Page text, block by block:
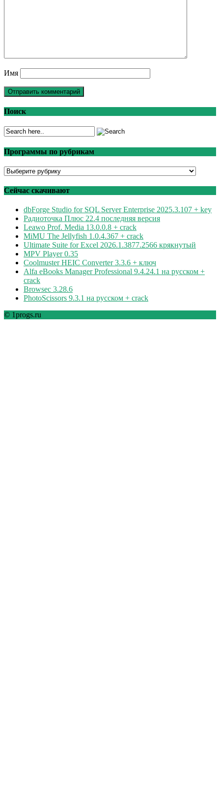
Имя
Поиск
Программы по рубрикам
Программы
рубрикам
Сейчас скачивают
dbForge Studio for SQL Server Enterprise 2025.3.107 + key
Радиоточка Плюс 22.4 последняя версия
Leawo Prof. Media 13.0.0.8 + crack
MiMU The Jellyfish 1.0.4.367 + crack
Ultimate Suite for Excel 2026.1.3877.2566 крякнутый
MPV Player 0.35
Coolmuster HEIC Converter 3.3.6 + ключ
Alfa eBooks Manager Professional 9.4.24.1 на русском +
crack
Browsec 3.28.6
PhotoScissors 9.3.1 на русском + crack
© 1progs.ru